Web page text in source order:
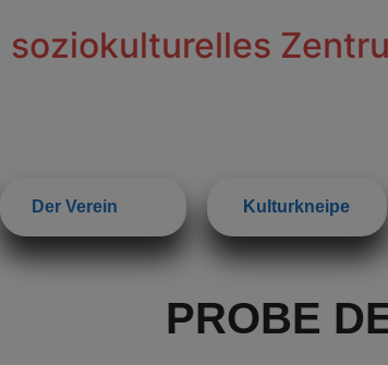
soziokulturelles
Der Verein Kulturkneipe
PROBE